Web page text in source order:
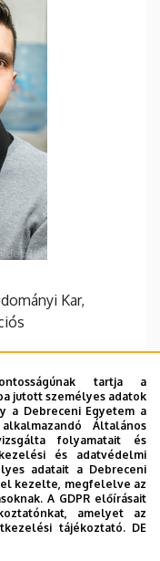
Kar,
tartja a
jutott személyes adatok
a Debreceni Egyetem a
Általános
folyamatait és
és adatvédelmi
adatait a Debreceni
kezelte, megfelelve az
A GDPR előírásait
amelyet az
tájékoztató. DE